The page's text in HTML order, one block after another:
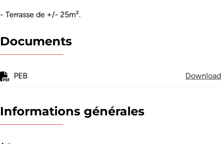
- Terrasse de +/- 25m².
Documents
PEB Download
Informations générales